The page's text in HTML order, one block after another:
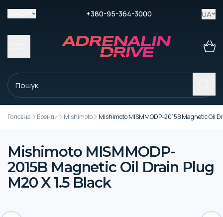
+380-95-364-3000 UA
Головна Бренди Mishimoto Mishimoto MISMMODP-2015B Magnetic Oil
Mishimoto MISMMODP-
2015B Magnetic Oil Drain Plug
M20 X 1.5 Black